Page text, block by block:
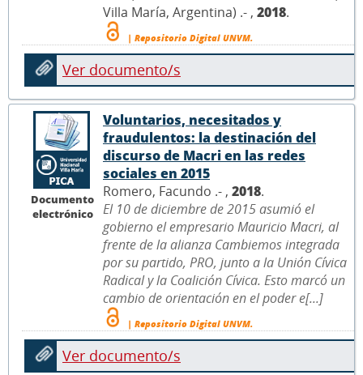
Villa María, Argentina) .- , 2018.
| Repositorio Digital UNVM.
Ver documento/s
Documento
electrónico
Voluntarios, necesitados y
fraudulentos: la destinación del
discurso de Macri en las redes
sociales en 2015
Romero, Facundo .- , 2018.
El 10 de diciembre de 2015 asumió el
gobierno el empresario Mauricio Macri, al
frente de la alianza Cambiemos integrada
por su partido, PRO, junto a la Unión Cívica
Radical y la Coalición Cívica. Esto marcó un
cambio de orientación en el poder e[...]
| Repositorio Digital UNVM.
Ver documento/s